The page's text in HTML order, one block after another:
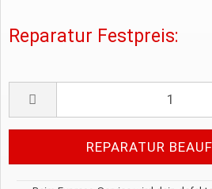
Reparatur Festpreis: